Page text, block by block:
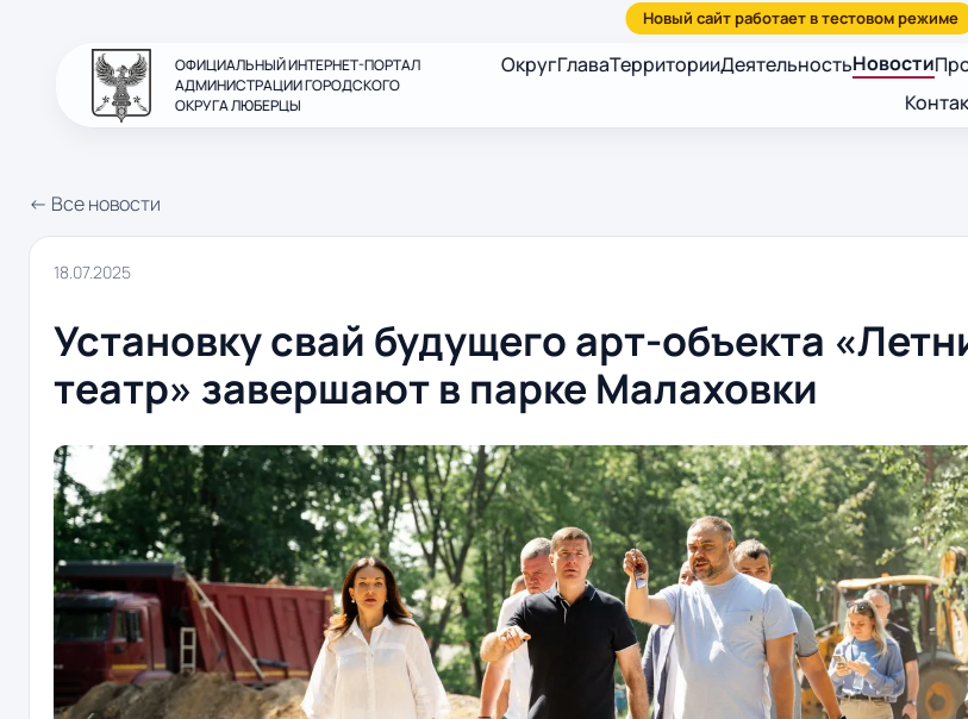
ОФИЦИАЛЬНЫЙ ИНТЕРНЕТ-ПОРТАЛ
АДМИНИСТРАЦИИ ГОРОДСКОГО
ОКРУГА ЛЮБЕРЦЫ
ОкругГлаваТерриторииДеятельностьНовости
← Все новости
18.07.2025
Установку свай будущего арт-объекта
театр» завершают в парке Малаховки